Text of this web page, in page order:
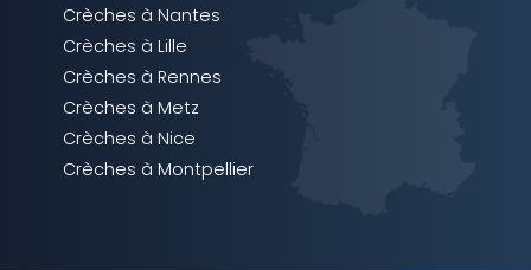
Crèches à Nantes
Crèches à Lille
Crèches à Rennes
Crèches à Metz
Crèches à Nice
Crèches à Montpellier